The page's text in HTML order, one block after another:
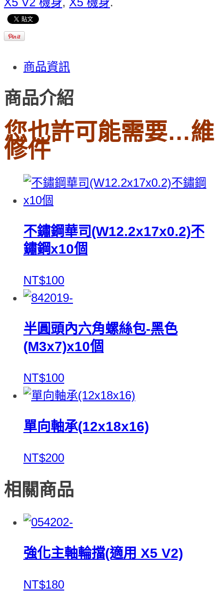
商品資訊
商品介紹
您也許可能需要…維
修件
不鏽鋼華司(W12.2x17x0.2)不
鏽鋼x10個
NT$100
半圓頭內六角螺絲包-黑色
(M3x7)x10個
NT$100
單向軸承(12x18x16)
NT$200
相關商品
強化主軸輪擋(適用 X5 V2)
NT$180